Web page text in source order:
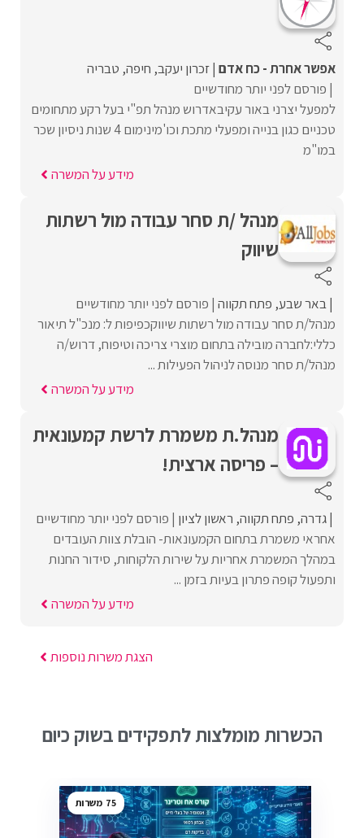
אפשר אחרת - כח אדם זכרון יעקב חיפה טבריה
פורסם לפני יותר מחודשיים
למפעל יצרני באור עקיבאדרוש מנהל תפ"י בעל רקע מתחומים
טכניים כגון בנייה ומפעלי מתכת וכו'מינימום 4 שנות ניסיון שכר
במו"מ
מידע על המשרה
מנהל /ת סחר עבודה מול רשתות
שיווק
באר שבע פתח תקווה פורסם לפני יותר מחודשיים
מנהל/ת סחר עבודה מול רשתות שיווקכפיפות ל: מנכ"ל תיאור
כללי:לחברה מובילה בתחום מוצרי צריכה וטיפוח, דרוש/ה
מנהל/ת סחר מנוסה לניהול הפעילות ...
מידע על המשרה
מנהל.ת משמרת לרשת קמעונאית
– פריסה ארצית!
גדרה פתח תקווה ראשון לציון פורסם לפני יותר מחודשיים
אחראי משמרת בתחום הקמעונאות- הובלת צוות העובדים
במהלך המשמרת אחריות על שירות הלקוחות, סידור החנות
ותפעול קופה פתרון בעיות בזמן ...
מידע על המשרה
הצגת משרות נוספות
הכשרות מומלצות לתפקידים בשוק כיום
75